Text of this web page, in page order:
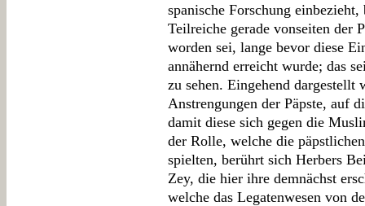
spanische Forschung
Teilreiche gerade vonseiten der
worden sei, lange bevor diese
annähernd erreicht wurde; das
zu sehen. Eingehend dargestellt
Anstrengungen der Päpste, auf
damit diese sich gegen die
der Rolle, welche die
spielten, berührt sich Herbers
Zey, die hier ihre demnächst
welche das Legatenwesen von